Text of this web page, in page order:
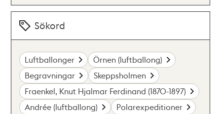
Sökord
Luftballonger
Örnen (luftballong)
Begravningar
Skeppsholmen
Fraenkel, Knut Hjalmar Ferdinand (1870-1897)
Andrée (luftballong)
Polarexpeditioner